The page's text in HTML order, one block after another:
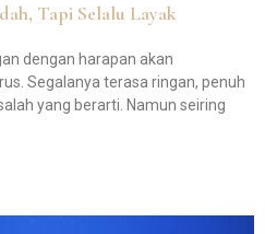
Tapi Selalu Layak
dengan harapan akan
Segalanya terasa ringan, penuh
yang berarti. Namun seiring